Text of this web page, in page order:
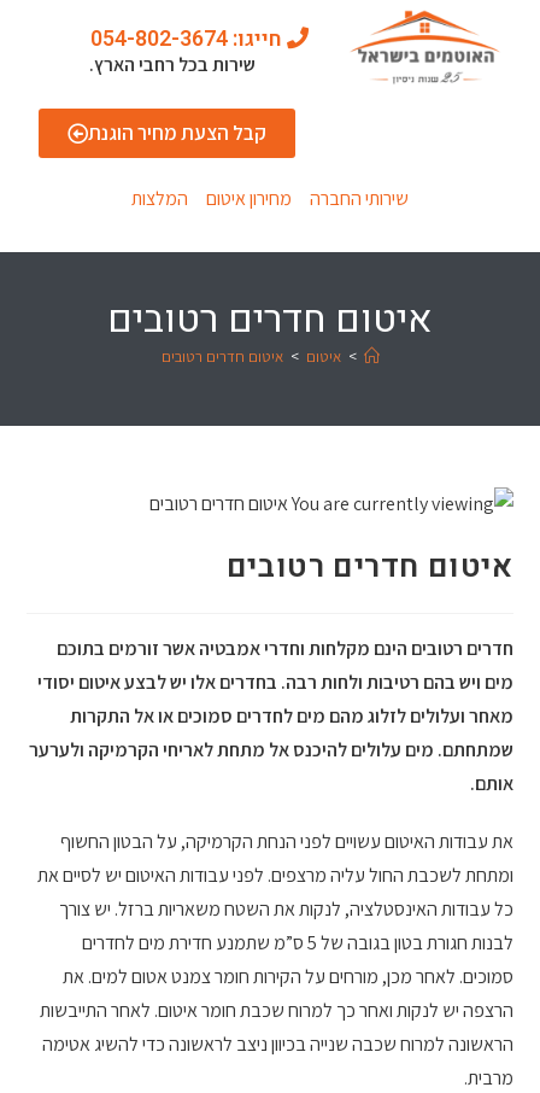
חייגו: 054-802-3674
שירות בכל רחבי הארץ.
קבל הצעת מחיר הוגנת
שירותי החברה מחירון איטום המלצות
איטום חדרים רטובים
> איטום > איטום חדרים רטובים
איטום חדרים רטובים
חדרים רטובים הינם מקלחות וחדרי אמבטיה אשר זורמים בתוכם
מים ויש בהם רטיבות ולחות רבה. בחדרים אלו יש לבצע איטום יסודי
מאחר ועלולים לזלוג מהם מים לחדרים סמוכים או אל התקרות
שמתחתם. מים עלולים להיכנס אל מתחת לאריחי הקרמיקה ולערער
אותם.
את עבודות האיטום עשויים לפני הנחת הקרמיקה, על הבטון החשוף
ומתחת לשכבת החול עליה מרצפים. לפני עבודות האיטום יש לסיים את
כל עבודות האינסטלציה, לנקות את השטח משאריות ברזל. יש צורך
לבנות חגורת בטון בגובה של 5 ס”מ שתמנע חדירת מים לחדרים
סמוכים. לאחר מכן, מורחים על הקירות חומר צמנט אטום למים. את
הרצפה יש לנקות ואחר כך למרוח שכבת חומר איטום. לאחר התייבשות
הראשונה למרוח שכבה שנייה בכיוון ניצב לראשונה כדי להשיג אטימה
מרבית.